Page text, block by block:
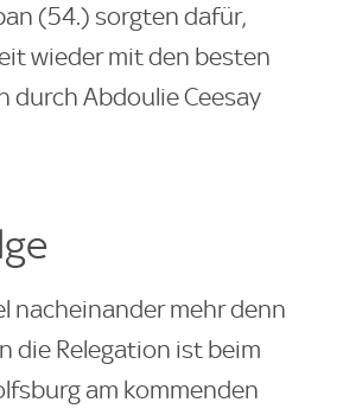
(54.) sorgten dafür,
wieder mit den besten
durch Abdoulie Ceesay
nacheinander mehr denn
die Relegation ist beim
am kommenden